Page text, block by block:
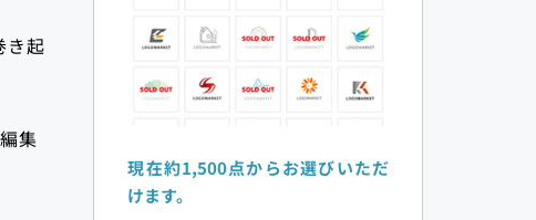
き起
集
現在約1,500点からお選びいただ
けます。